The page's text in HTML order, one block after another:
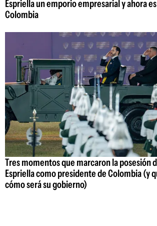
Espriella un emporio empresarial y ahora
Colombia
Tres momentos que marcaron la posesión
Espriella como presidente de Colombia (y
cómo será su gobierno)